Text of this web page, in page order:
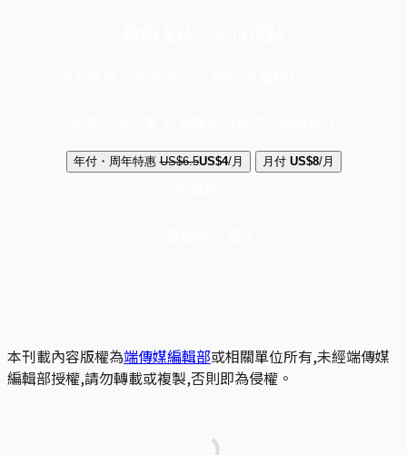
年付・周年特惠 US$6.5US$4/月 月付 US$8/月
本刊載內容版權為端傳媒編輯部或相關單位所有,未經端傳媒
編輯部授權,請勿轉載或複製,否則即為侵權。